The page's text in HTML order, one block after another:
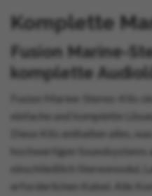
Komplette
Fusion Marine-
komplette
Fusion Marine-Stereo-Kits
einfache und komplette
Diese Kits enthalten alles,
hochwertigen
einschließlich Stereomodul,
erforderlichen Kabel. Alle